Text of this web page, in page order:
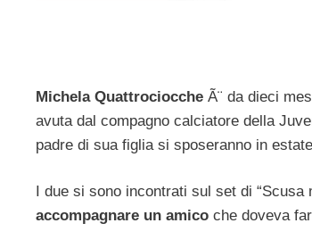
Michela Quattrociocche Ã¨ da dieci
avuta dal compagno calciatore della
padre di sua figlia si sposeranno in
I due si sono incontrati sul set di
accompagnare un amico che doveva